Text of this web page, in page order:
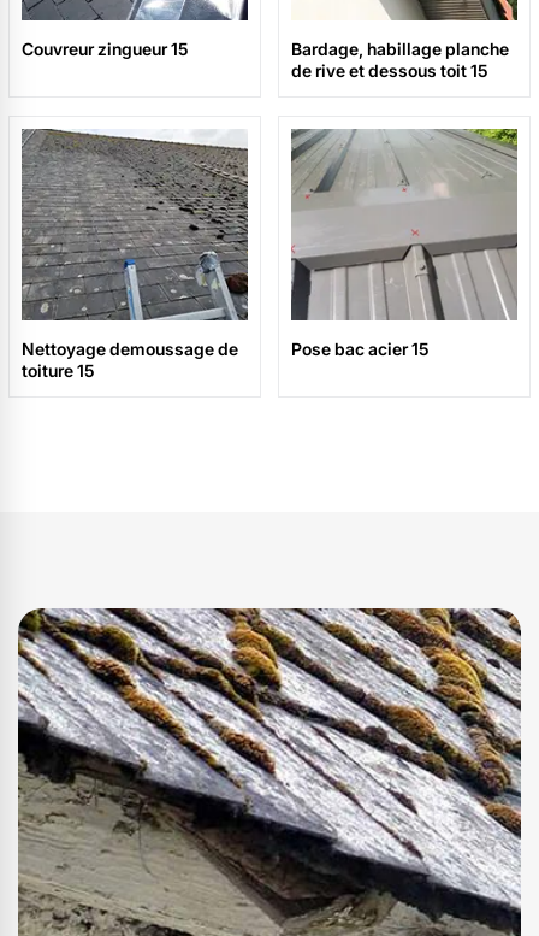
Couvreur zingueur 15
Bardage, habillage planche
de rive et dessous toit 15
Nettoyage demoussage de
toiture 15
Pose bac acier 15